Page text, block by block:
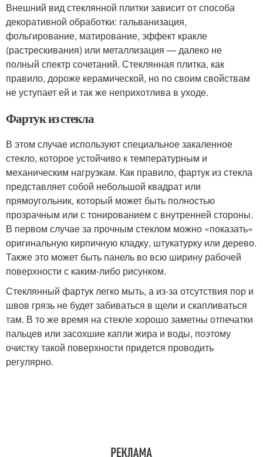
Внешний вид стеклянной плитки зависит от способа
декоративной обработки: гальванизация,
фольгирование, матирование, эффект кракле
(растрескивания) или металлизация — далеко не
полный спектр сочетаний. Стеклянная плитка, как
правило, дороже керамической, но по своим свойствам
не уступает ей и так же неприхотлива в уходе.
Фартук из стекла
В этом случае используют специальное закаленное
стекло, которое устойчиво к температурным и
механическим нагрузкам. Как правило, фартук из стекла
представляет собой небольшой квадрат или
прямоугольник, который может быть полностью
прозрачным или с тонированием с внутренней стороны.
В первом случае за прочным стеклом можно «показать»
оригинальную кирпичную кладку, штукатурку или дерево.
Также это может быть панель во всю ширину рабочей
поверхности с каким-либо рисунком.
Стеклянный фартук легко мыть, а из-за отсутствия пор и
швов грязь не будет забиваться в щели и скапливаться
там. В то же время на стекле хорошо заметны отпечатки
пальцев или засохшие капли жира и воды, поэтому
очистку такой поверхности придется проводить
регулярно.